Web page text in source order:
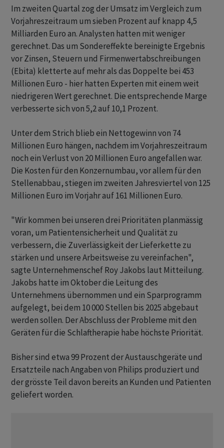
Im zweiten Quartal zog der Umsatz im Vergleich zum
Vorjahreszeitraum um sieben Prozent auf knapp 4,5
Milliarden Euro an. Analysten hatten mit weniger
gerechnet. Das um Sondereffekte bereinigte Ergebnis
vor Zinsen, Steuern und Firmenwertabschreibungen
(Ebita) kletterte auf mehr als das Doppelte bei 453
Millionen Euro - hier hatten Experten mit einem weit
niedrigeren Wert gerechnet. Die entsprechende Marge
verbesserte sich von 5,2 auf 10,1 Prozent.
Unter dem Strich blieb ein Nettogewinn von 74
Millionen Euro hängen, nachdem im Vorjahreszeitraum
noch ein Verlust von 20 Millionen Euro angefallen war.
Die Kosten für den Konzernumbau, vor allem für den
Stellenabbau, stiegen im zweiten Jahresviertel von 125
Millionen Euro im Vorjahr auf 161 Millionen Euro.
"Wir kommen bei unseren drei Prioritäten planmässig
voran, um Patientensicherheit und Qualität zu
verbessern, die Zuverlässigkeit der Lieferkette zu
stärken und unsere Arbeitsweise zu vereinfachen",
sagte Unternehmenschef Roy Jakobs laut Mitteilung.
Jakobs hatte im Oktober die Leitung des
Unternehmens übernommen und ein Sparprogramm
aufgelegt, bei dem 10 000 Stellen bis 2025 abgebaut
werden sollen. Der Abschluss der Probleme mit den
Geräten für die Schlaftherapie habe höchste Priorität.
Bisher sind etwa 99 Prozent der Austauschgeräte und
Ersatzteile nach Angaben von Philips produziert und
der grösste Teil davon bereits an Kunden und Patienten
geliefert worden.